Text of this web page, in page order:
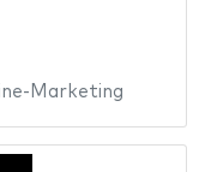
Marketing